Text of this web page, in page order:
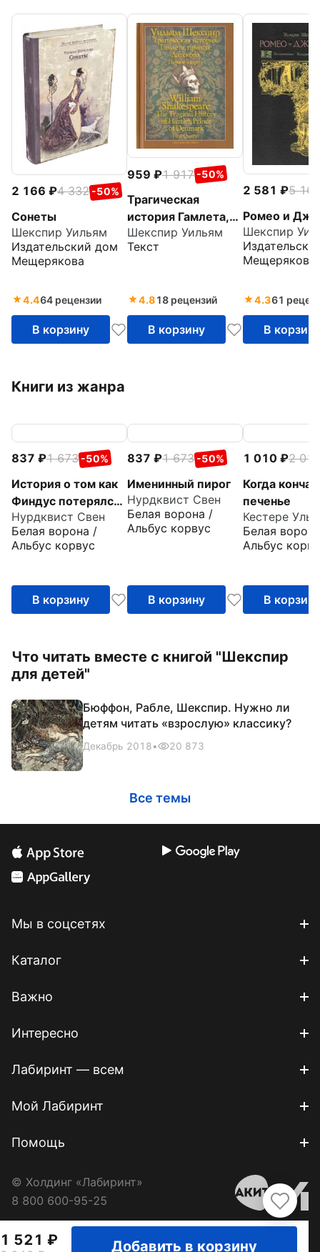
1 521 Добавить в корзину
2 166 4 332 -50%
Сонеты
Шекспир Уильям
Издательский дом
Мещерякова
4.464 рецензии
В корзину
959 1 917 -50%
Трагическая
история Гамлета,
принца Датского.
Первое кварто
Шекспир Уильям
Текст
4.818 рецензий
В корзину
2 581
5 161
Ромео и
Шекспир
Мещерякова
4.361
В корзину
Книги из жанра
837 1 673 -50%
История о том как
Финдус потерялся,
когда был
маленький
Нурдквист Свен
Белая ворона /
Альбус корвус
В корзину
837 1 673 -50%
Именинный пирог
Нурдквист Свен
Белая ворона /
Альбус корвус
В корзину
1 010
2 019
Когда
печенье
Кестере
Белая
Альбус
В корзину
Что читать вместе с книгой "Шекспир
для детей"
Бюффон, Рабле, Шекспир. Нужно ли
детям читать «взрослую» классику?
Декабрь 2018• 20 873
Все темы
Мы в соцсетях
Каталог
Важно
Интересно
Лабиринт — всем
Мой Лабиринт
Помощь
© Холдинг «Лабиринт»
8 800 600-95-25